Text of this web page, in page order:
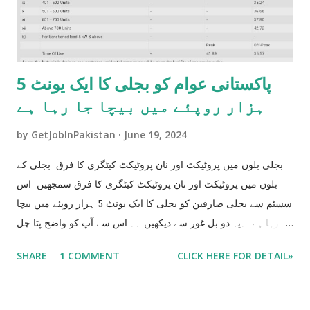
پاکستانی عوام کو بجلی کا ایک یونٹ 5
ہزار روپئے میں بیچا جا رہا ہے
by GetJobInPakistan June 19, 2024
بجلی بلوں میں پروٹیکٹ اور نان پروٹیکٹ کیٹگری کا فرق بجلی کے
بلوں میں پروٹیکٹ اور نان پروٹیکٹ کیٹگری کا فرق سمجھیں اس
سسٹم سے بجلی صارفین کو بجلی کا ایک یونٹ 5 ہزار روپئے میں بیچا
جا رہا ہے ۔یہ دو بل غور سے دیکھیں ۔۔ اس سے آپ کو واضح پتا چل
آپ کو اگلے 6 ماہ تک مزید تیس ھزار اضافی بل دینے پر مجبور
SHARE 1 COMMENT CLICK HERE FOR DETAIL»